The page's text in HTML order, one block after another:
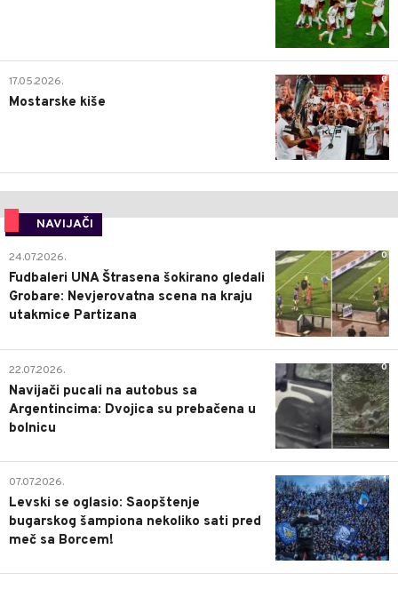
0
17.05.2026.
Mostarske kiše
NAVIJAČI
0
24.07.2026.
Fudbaleri UNA Štrasena šokirano gledali
Grobare: Nevjerovatna scena na kraju
utakmice Partizana
0
22.07.2026.
Navijači pucali na autobus sa
Argentincima: Dvojica su prebačena u
bolnicu
1
07.07.2026.
Levski se oglasio: Saopštenje
bugarskog šampiona nekoliko sati pred
meč sa Borcem!